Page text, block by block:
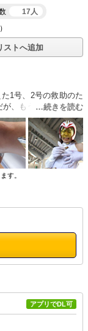
17人
ストへ追加
1号、2号の救助のた
、もう一歩の所で捕
んは、スワンファイ
く！身長174cmの美
ードファイター抹殺
の武器にするという恐
殺技“羽手裏剣”を奪わ
！敵の前で気絶する
を始めるのだった。
スワンの大事な秘部
、また失神する。そ
一度は脱出に成功す
スワンは、ある秘策
連れ戻され今度は○○
す。
アプリでDL可